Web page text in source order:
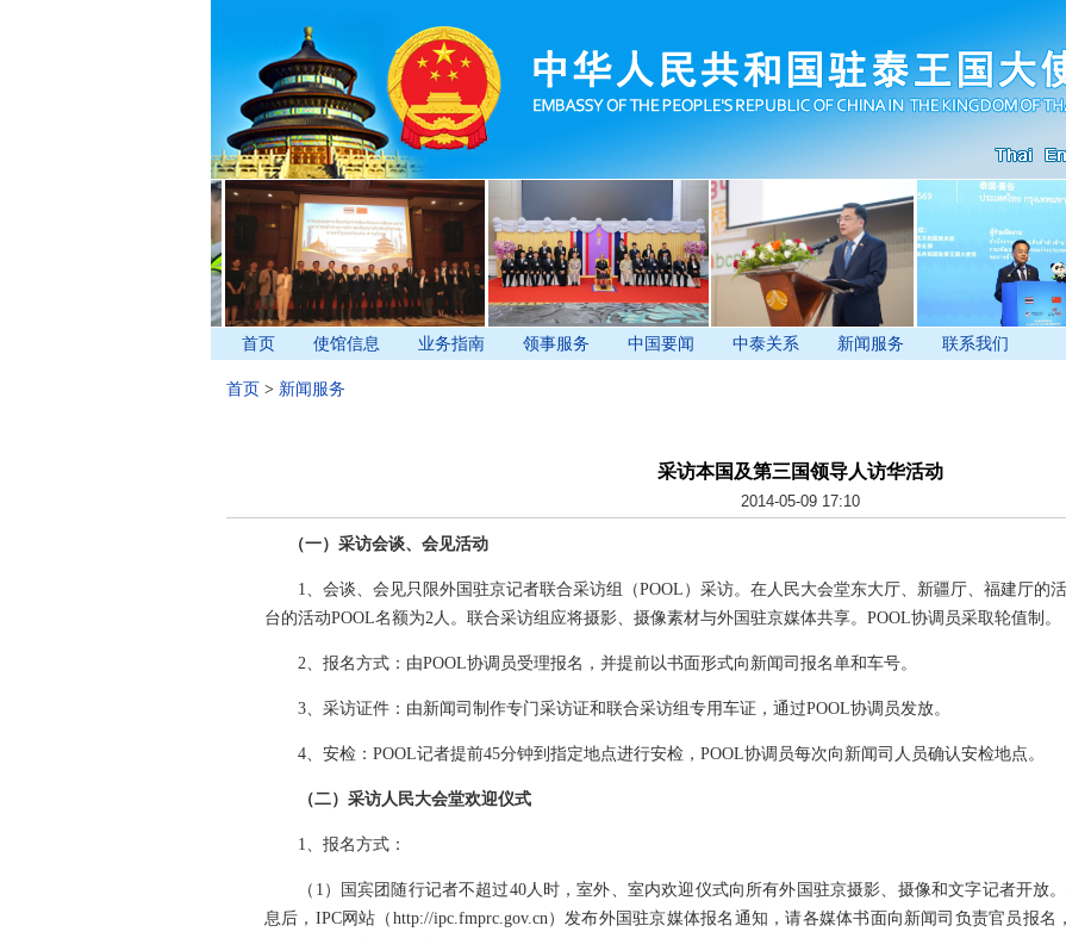
首页 使馆信息 业务指南 领事服务 中国要闻 中泰关系 新闻服务 联系我们
首页 > 新闻服务
采访本国及第三国领导人访华活动
2014-05-09 17:10
（一）采访会谈、会见活动
1、会谈、会见只限外国驻京记者联合采访组（POOL）采访。在人民大会堂东大厅、新疆厅、福建厅的
台的活动POOL名额为2人。联合采访组应将摄影、摄像素材与外国驻京媒体共享。POOL协调员采取轮值制。
2、报名方式：由POOL协调员受理报名，并提前以书面形式向新闻司报名单和车号。
3、采访证件：由新闻司制作专门采访证和联合采访组专用车证，通过POOL协调员发放。
4、安检：POOL记者提前45分钟到指定地点进行安检，POOL协调员每次向新闻司人员确认安检地点。
（二）采访人民大会堂欢迎仪式
1、报名方式：
（1）国宾团随行记者不超过40人时，室外、室内欢迎仪式向所有外国驻京摄影、摄像和文字记者开放
息后，IPC网站（http://ipc.fmprc.gov.cn）发布外国驻京媒体报名通知，请各媒体书面向新闻司负责官员报